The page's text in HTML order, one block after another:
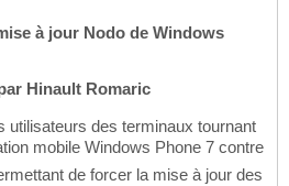
à jour Nodo de Windows
Hinault Romaric
utilisateurs des terminaux tournant
mobile Windows Phone 7 contre
de forcer la mise à jour des